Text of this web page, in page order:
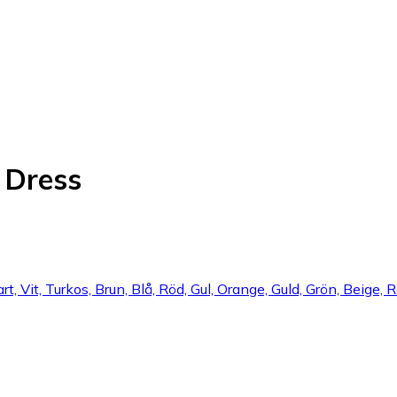
Vit, Turkos, Brun, Blå, Röd, Gul, Orange, Guld, Grön,